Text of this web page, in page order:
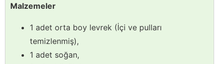
Malzemeler
1 adet orta boy levrek (İçi ve pulları
temizlenmiş),
1 adet soğan,